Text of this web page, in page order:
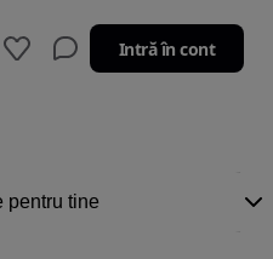
Intră în cont